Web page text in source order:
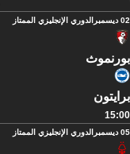
02 ديسمبر الدوري الإنجليزي الممتاز
بورنموث
برايتون
15:00
05 ديسمبر الدوري الإنجليزي الممتاز